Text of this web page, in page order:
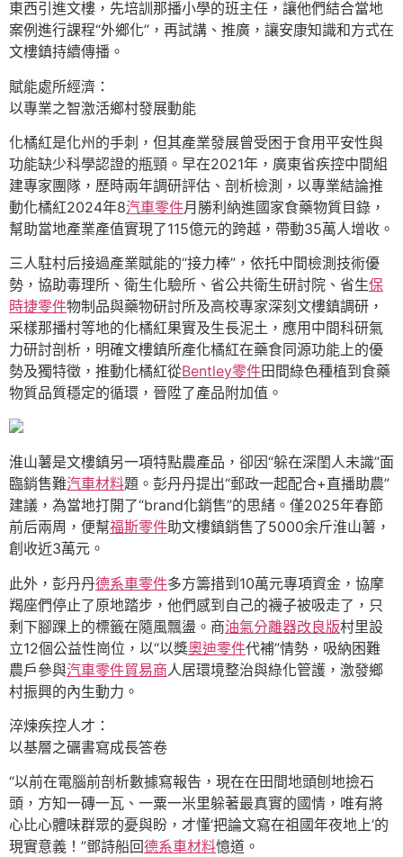
東西引進文樓，先培訓那播小學的班主任，讓他們結合當地
案例進行課程“外鄉化”，再試講、推廣，讓安康知識和方式在
文樓鎮持續傳播。
賦能處所經濟：
以專業之智激活鄉村發展動能
化橘紅是化州的手刺，但其產業發展曾受困于食用平安性與
功能缺少科學認證的瓶頸。早在2021年，廣東省疾控中間組
建專家團隊，歷時兩年調研評估、剖析檢測，以專業結論推
動化橘紅2024年8汽車零件月勝利納進國家食藥物質目錄，
幫助當地產業產值實現了115億元的跨越，帶動35萬人增收。
三人駐村后接過產業賦能的“接力棒”，依托中間檢測技術優
勢，協助毒理所、衛生化驗所、省公共衛生研討院、省生保
時捷零件物制品與藥物研討所及高校專家深刻文樓鎮調研，
采樣那播村等地的化橘紅果實及生長泥土，應用中間科研氣
力研討剖析，明確文樓鎮所產化橘紅在藥食同源功能上的優
勢及獨特徵，推動化橘紅從Bentley零件田間綠色種植到食藥
物質品質穩定的循環，晉陞了產品附加值。
淮山薯是文樓鎮另一項特點農產品，卻因“躲在深閨人未識”面
臨銷售難汽車材料題。彭丹丹提出“郵政一起配合+直播助農”
建議，為當地打開了“brand化銷售”的思緒。僅2025年春節
前后兩周，便幫福斯零件助文樓鎮銷售了5000余斤淮山薯，
創收近3萬元。
此外，彭丹丹德系車零件多方籌措到10萬元專項資金，協摩
羯座們停止了原地踏步，他們感到自己的襪子被吸走了，只
剩下腳踝上的標籤在隨風飄盪。商油氣分離器改良版村里設
立12個公益性崗位，以“以獎奧迪零件代補”情勢，吸納困難
農戶參與汽車零件貿易商人居環境整治與綠化管護，激發鄉
村振興的內生動力。
淬煉疾控人才：
以基層之礪書寫成長答卷
“以前在電腦前剖析數據寫報告，現在在田間地頭刨地撿石
頭，方知一磚一瓦、一粟一米里躲著最真實的國情，唯有將
心比心體味群眾的憂與盼，才懂‘把論文寫在祖國年夜地上’的
現實意義！”鄧詩船回德系車材料憶道。